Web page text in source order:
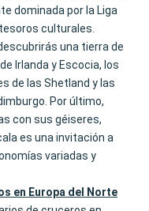
dominada por la Liga
culturales.
una tierra de
Irlanda y Escocia, los
de las Shetland y las
Por último,
con sus géiseres,
es una invitación a
variadas y
en Europa del Norte